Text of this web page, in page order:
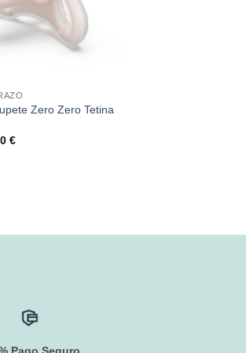
Zero Zero Tetina
€Rango